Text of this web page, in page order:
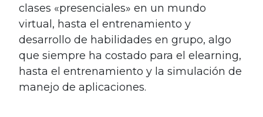
clases «presenciales» en un mundo
virtual, hasta el entrenamiento y
desarrollo de habilidades en grupo, algo
que siempre ha costado para el elearning,
hasta el entrenamiento y la simulación de
manejo de aplicaciones.